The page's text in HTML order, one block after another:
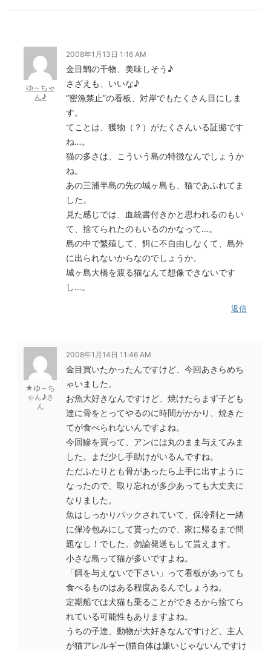
ゆ～ちゃ
ん♪
2008年1月13日 1:16 AM
金目鯛の干物、美味しそう♪
さざえも、いいな♪
”密漁禁止”の看板、対岸でもたくさん目にしま
す。
てことは、獲物（？）がたくさんいる証拠です
ね…。
猫の多さは、こういう島の特徴なんでしょうか
ね。
あの三浦半島の先の城ヶ島も、猫であふれてま
した。
見た感じでは、血統書付きかと思われるのもい
て、捨てられたのもいるのかなって…。
島の中で繁殖して、餌に不自由しなくて、島外
に出られないからなのでしょうか。
城ヶ島大橋を渡る猫なんて想像できないです
し…。
返信
★ゆ～ち
ゃん♪さ
ん
2008年1月14日 11:46 AM
金目買いたかったんですけど、今回あきらめち
ゃいました。
お魚大好きなんですけど、焼けたらまず子ども
達に骨をとってやるのに時間がかかり、焼きた
てが食べられないんですよね。
今回鰺を買って、アンには丸のまま与えてみま
した。まだ少し手助けがいるんですね。
ただふたりとも骨があったら上手に出すように
なったので、取り忘れが多少あっても大丈夫に
なりました。
魚はしっかりパックされていて、保冷剤と一緒
に保冷包みにして貰ったので、家に帰るまで問
題なし！でした。勿論発送もして貰えます。
小さな島って猫が多いですよね。
「餌を与えないで下さい」って看板があっても
食べるものはある程度あるんでしょうね。
定期船では犬猫も乗ることができるから捨てら
れている可能性もありますよね。
うちの子達、動物が大好きなんですけど、主人
が猫アレルギー(猫自体は嫌いじゃないんですけ